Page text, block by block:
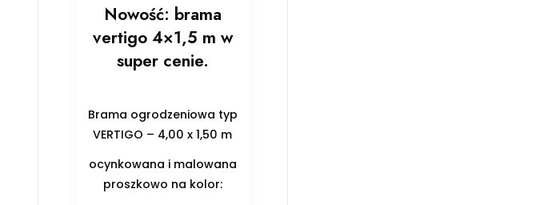
Nowość: brama
vertigo 4×1,5 m w
super cenie.
Brama ogrodzeniowa typ
VERTIGO – 4,00 x 1,50 m
ocynkowana i malowana
proszkowo na kolor: